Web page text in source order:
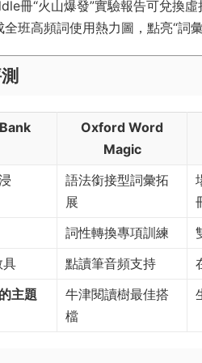
冊“火山爆發”實驗報告可兌換
全班高頻詞使用熱力圖，點亮“詞
​Oxford Word
Magic​
語法銜接型詞彙拓
展
詞性轉換專項訓練
具 點讀筆音頻支持
主題
牛津閱讀樹最佳搭
檔